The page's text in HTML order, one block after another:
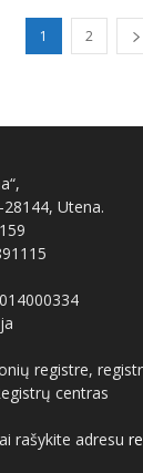
1 2
Utena.
registre,
centras
rašykite adresu